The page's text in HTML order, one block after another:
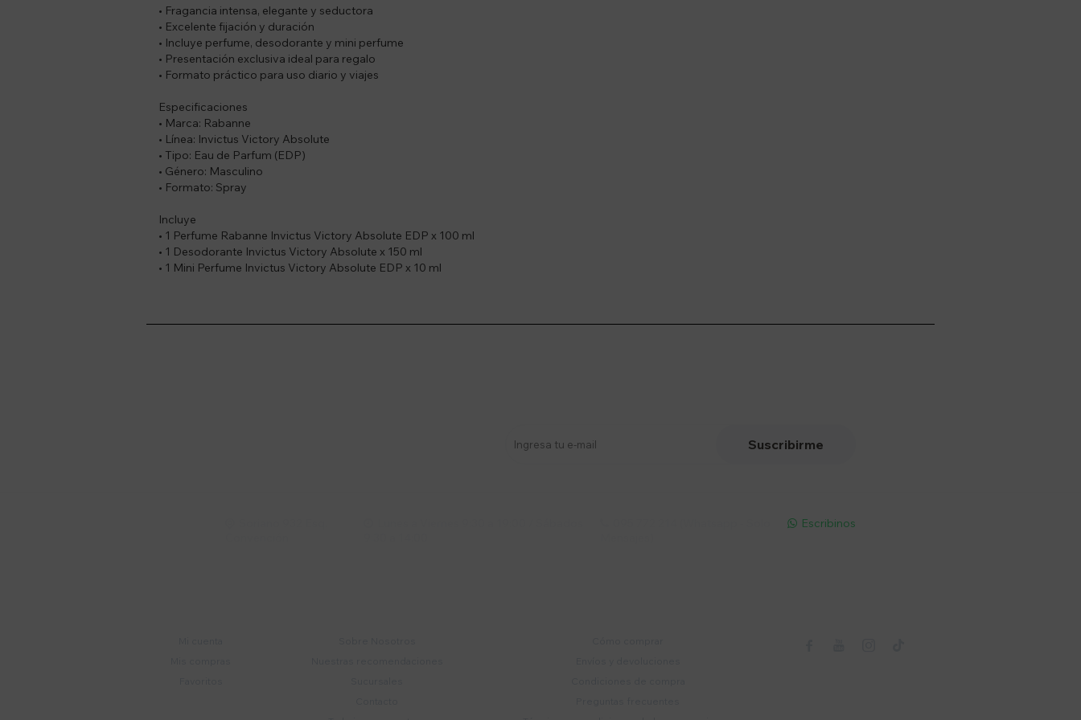
• Fragancia intensa, elegante y seductora
• Excelente fijación y duración
• Incluye perfume, desodorante y mini perfume
• Presentación exclusiva ideal para regalo
• Formato práctico para uso diario y viajes
Especificaciones
• Marca: Rabanne
• Línea: Invictus Victory Absolute
• Tipo: Eau de Parfum (EDP)
• Género: Masculino
• Formato: Spray
Incluye
• 1 Perfume Rabanne Invictus Victory Absolute EDP x 100 ml
• 1 Desodorante Invictus Victory Absolute x 150 ml
• 1 Mini Perfume Invictus Victory Absolute EDP x 10 ml
Suscribirme
 Escribinos